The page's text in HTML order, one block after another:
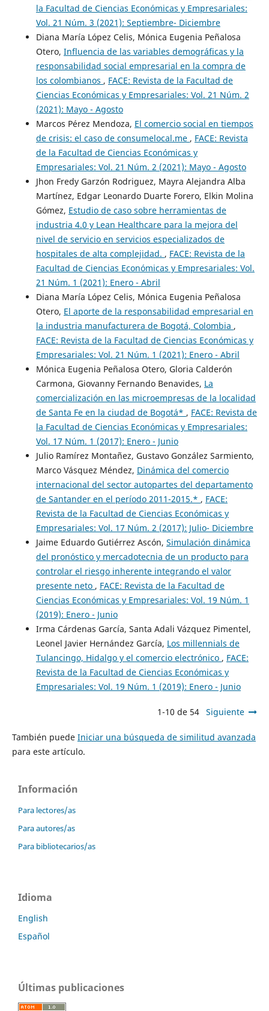
la Facultad de Ciencias Económicas y Empresariales:
Vol. 21 Núm. 3 (2021): Septiembre- Diciembre
Diana María López Celis, Mónica Eugenia Peñalosa
Otero, Influencia de las variables demográficas y la
responsabilidad social empresarial en la compra de
los colombianos , FACE: Revista de la Facultad de
Ciencias Económicas y Empresariales: Vol. 21 Núm. 2
(2021): Mayo - Agosto
Marcos Pérez Mendoza, El comercio social en tiempos
de crisis: el caso de consumelocal.me , FACE: Revista
de la Facultad de Ciencias Económicas y
Empresariales: Vol. 21 Núm. 2 (2021): Mayo - Agosto
Jhon Fredy Garzón Rodriguez, Mayra Alejandra Alba
Martínez, Edgar Leonardo Duarte Forero, Elkin Molina
Gómez, Estudio de caso sobre herramientas de
industria 4.0 y Lean Healthcare para la mejora del
nivel de servicio en servicios especializados de
hospitales de alta complejidad. , FACE: Revista de la
Facultad de Ciencias Económicas y Empresariales: Vol.
21 Núm. 1 (2021): Enero - Abril
Diana María López Celis, Mónica Eugenia Peñalosa
Otero, El aporte de la responsabilidad empresarial en
la industria manufacturera de Bogotá, Colombia ,
FACE: Revista de la Facultad de Ciencias Económicas y
Empresariales: Vol. 21 Núm. 1 (2021): Enero - Abril
Mónica Eugenia Peñalosa Otero, Gloria Calderón
Carmona, Giovanny Fernando Benavides, La
comercialización en las microempresas de la localidad
de Santa Fe en la ciudad de Bogotá* , FACE: Revista de
la Facultad de Ciencias Económicas y Empresariales:
Vol. 17 Núm. 1 (2017): Enero - Junio
Julio Ramírez Montañez, Gustavo González Sarmiento,
Marco Vásquez Méndez, Dinámica del comercio
internacional del sector autopartes del departamento
de Santander en el período 2011-2015.* , FACE:
Revista de la Facultad de Ciencias Económicas y
Empresariales: Vol. 17 Núm. 2 (2017): Julio- Diciembre
Jaime Eduardo Gutiérrez Ascón, Simulación dinámica
del pronóstico y mercadotecnia de un producto para
controlar el riesgo inherente integrando el valor
presente neto , FACE: Revista de la Facultad de
Ciencias Económicas y Empresariales: Vol. 19 Núm. 1
(2019): Enero - Junio
Irma Cárdenas García, Santa Adali Vázquez Pimentel,
Leonel Javier Hernández García, Los millennials de
Tulancingo, Hidalgo y el comercio electrónico , FACE:
Revista de la Facultad de Ciencias Económicas y
Empresariales: Vol. 19 Núm. 1 (2019): Enero - Junio
1-10 de 54 Siguiente
También puede Iniciar una búsqueda de similitud avanzada
para este artículo.
Información
Para lectores/as
Para autores/as
Para bibliotecarios/as
Idioma
English
Español
Últimas publicaciones